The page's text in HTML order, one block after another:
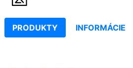
PRODUKTY INFORMÁCIE